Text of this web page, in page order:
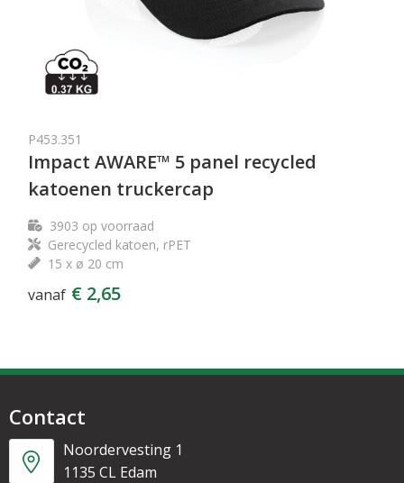
P453.351
Impact AWARE™ 5 panel recycled
katoenen truckercap
3903 op voorraad
Gerecycled katoen, rPET
15 x ø 20 cm
vanaf € 2,65
Contact
Noordervesting 1
1135 CL Edam